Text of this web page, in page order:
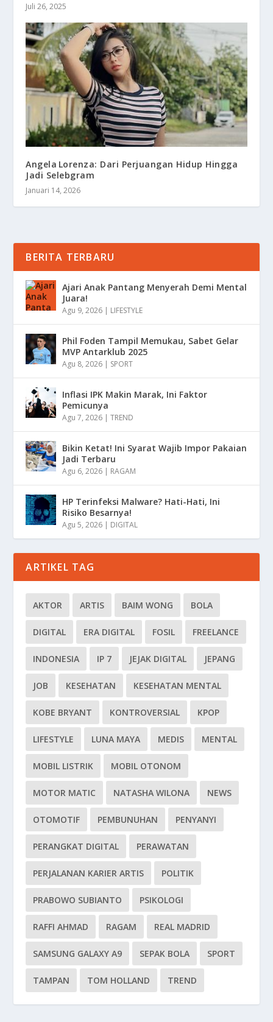
Juli 26, 2025
Angela Lorenza: Dari Perjuangan Hidup Hingga
Jadi Selebgram
Januari 14, 2026
BERITA TERBARU
Ajari Anak Pantang Menyerah Demi Mental
Juara!
Agu 9, 2026 | LIFESTYLE
Phil Foden Tampil Memukau, Sabet Gelar
MVP Antarklub 2025
Agu 8, 2026 | SPORT
Inflasi IPK Makin Marak, Ini Faktor
Pemicunya
Agu 7, 2026 |TREND
Bikin Ketat! Ini Syarat Wajib Impor Pakaian
Jadi Terbaru
Agu 6, 2026 | RAGAM
HP Terinfeksi Malware? Hati-Hati, Ini
Risiko Besarnya!
Agu 5, 2026 | DIGITAL
ARTIKEL TAG
AKTOR ARTIS BAIM WONG BOLA
DIGITAL ERA DIGITAL FOSIL FREELANCE
INDONESIA IP 7 JEJAK DIGITAL JEPANG
JOB KESEHATAN KESEHATAN MENTAL
KOBE BRYANT KONTROVERSIAL KPOP
LIFESTYLE LUNA MAYA MEDIS MENTAL
MOBIL LISTRIK MOBIL OTONOM
MOTOR MATIC NATASHA WILONA NEWS
OTOMOTIF PEMBUNUHAN PENYANYI
PERANGKAT DIGITAL PERAWATAN
PERJALANAN KARIER ARTIS POLITIK
PRABOWO SUBIANTO PSIKOLOGI
RAFFI AHMAD RAGAM REAL MADRID
SAMSUNG GALAXY A9 SEPAK BOLA SPORT
TAMPAN TOM HOLLAND TREND